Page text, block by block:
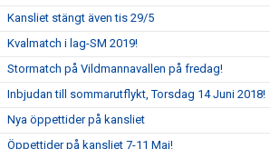
Kansliet stängt även tis 29/5
Kvalmatch i lag-SM 2019!
Stormatch på Vildmannavallen på fredag!
Inbjudan till sommarutflykt, Torsdag 14 Juni 2018!
Nya öppettider på kansliet
Öppettider på kansliet 7-11 Maj!